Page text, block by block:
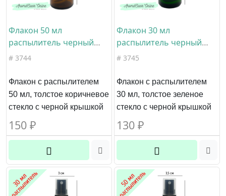
Флакон 50 мл
распылитель черный
ребристый прозрачный
стекло
# 3744
Флакон с распылителем
50 мл, толстое коричневое
стекло с черной крышкой
150 ₽
Флакон 30 мл
распылитель черный
ребристый прозрачный
# 3745
Флакон с распылителем
30 мл, толстое зеленое
стекло с черной крышкой
130 ₽